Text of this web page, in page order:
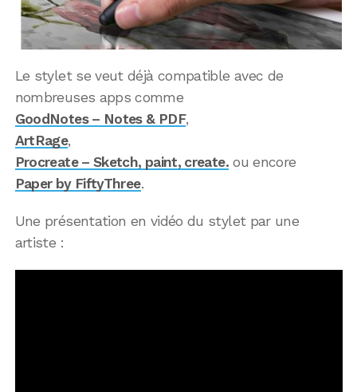
Le stylet se veut déjà compatible avec de
nombreuses apps comme
GoodNotes – Notes & PDF,
ArtRage,
Procreate – Sketch, paint, create.ou encore
Paper by FiftyThree.
Une présentation en vidéo du stylet par une
artiste :